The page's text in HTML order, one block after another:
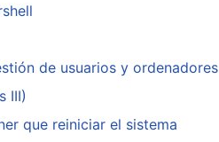
de usuarios y ordenadores
III)
que reiniciar el sistema